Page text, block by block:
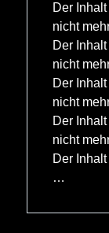
Der
nicht
Der
nicht
Der
nicht
Der
nicht
Der
…